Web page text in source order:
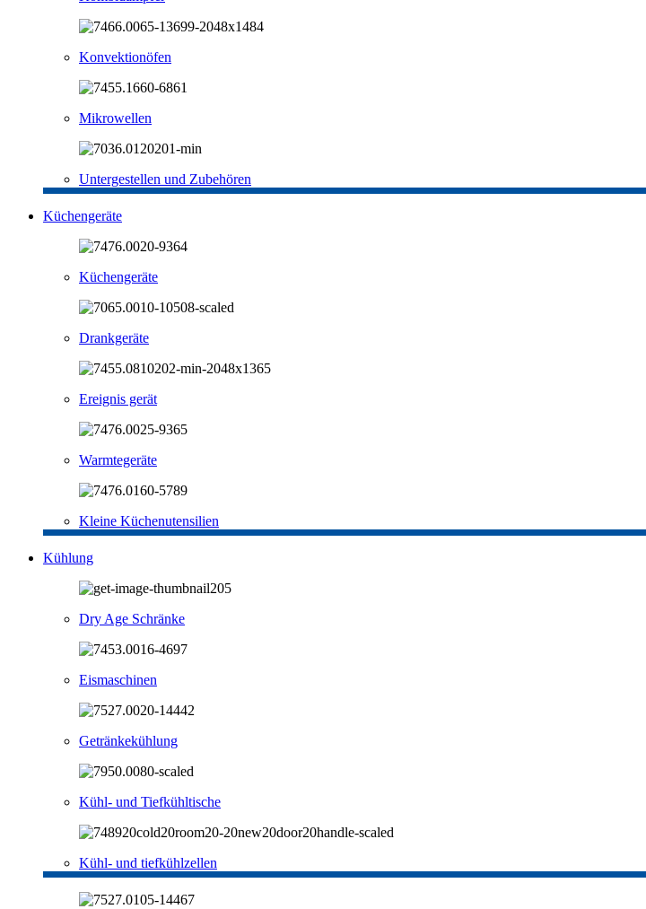
Konvektionöfen
Mikrowellen
Untergestellen und Zubehören
Küchengeräte
Küchengeräte
Drankgeräte
Ereignis gerät
Warmtegeräte
Kleine Küchenutensilien
Kühlung
Dry Age Schränke
Eismaschinen
Getränkekühlung
Kühl- und Tiefkühltische
Kühl- und tiefkühlzellen